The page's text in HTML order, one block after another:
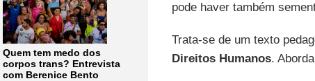
Quem tem medo dos
corpos trans? Entrevista
com Berenice Bento
pode haver também
Trata-se de um texto
Direitos Humanos.